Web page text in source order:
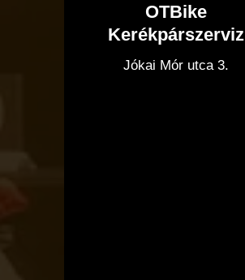
OTBike
Kerékpárszerviz
Jókai Mór utca 3.